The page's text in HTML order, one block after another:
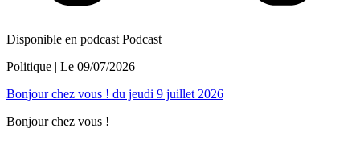
Disponible en podcast Podcast
Politique | Le 09/07/2026
Bonjour chez vous ! du jeudi 9 juillet 2026
Bonjour chez vous !